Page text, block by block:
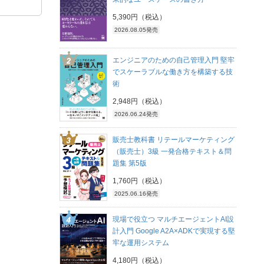
5,390円（税込）
2026.08.05発売
エンジニアのための自己管理入門 堅牢
でスケーラブルな働き方を構築する技
術
2,948円（税込）
2026.06.24発売
販売士教科書 リテールマーケティング
（販売士）3級 一発合格テキスト＆問
題集 第5版
1,760円（税込）
2025.06.16発売
現場で役立つ マルチエージェントAI設
計入門 Google A2A×ADKで実現する堅
牢な運用システム
4,180円（税込）